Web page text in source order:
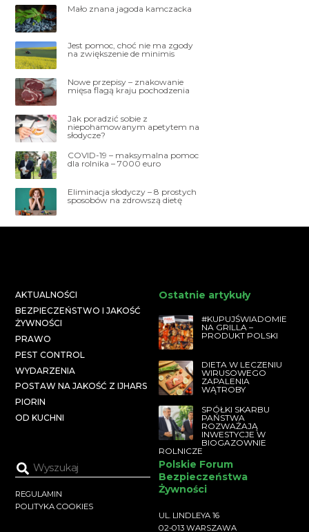
Mało znana jagoda kamczacka
Jest pomoc, choć nie ma zgody
na zwiększenie de minimis
Nowe przepisy – znakowanie
mięsa flagą kraju pochodzenia
Jak poradzić sobie z
niepohamowanym apetytem na
słodycze?
COVID-19 – maksymalna pomoc
dla rolnika – 7000 euro
Eliminacja słodyczy – 8 prostych
sposobów na zdrowszą dietę
AKTUALNOŚCI
BEZPIECZEŃSTWO I JAKOŚĆ
ŻYWNOŚCI
PRAWO
PEST CONTROL
WYDARZENIA
POSTAW NA JAKOŚĆ Z IJHARS
PIORIN
OD KUCHNI
Ostatnie artykuły
#KUPUJŚWIADOMIE
NA GRILLA –
PRODUKT POLSKI
DIETA W LECZENIU
WIRUSOWEGO
ZAPALENIA
WĄTROBY
SPÓŁKI SKARBU
PAŃSTWA
ROZWAŻAJĄ
INWESTYCJE W
BIOGAZOWNIE
ROLNICZE
REGULAMIN
POLITYKA COOKIES
Polskie Forum
Bezpieczeństwa
Żywności
UL. LINDLEYA 16
02-013 WARSZAWA